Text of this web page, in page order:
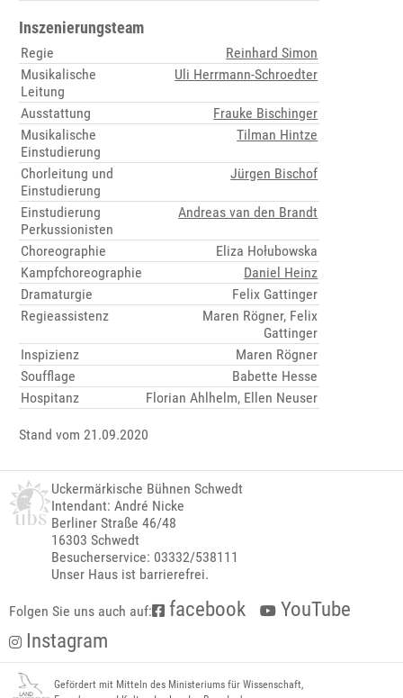
Inszenierungsteam
Regie
Reinhard Simon
Musikalische
Leitung
Uli Herrmann-Schroedter
Ausstattung
Frauke Bischinger
Musikalische
Einstudierung
Tilman Hintze
Chorleitung und
Einstudierung
Jürgen Bischof
Einstudierung
Perkussionisten
Andreas van den Brandt
Choreographie
Eliza Hołubowska
Kampfchoreographie
Daniel Heinz
Dramaturgie
Felix Gattinger
Regieassistenz
Maren Rögner, Felix
Gattinger
Inspizienz
Maren Rögner
Soufflage
Babette Hesse
Hospitanz
Florian Ahlhelm, Ellen Neuser
Stand vom 21.09.2020
Uckermärkische Bühnen Schwedt
Intendant: André Nicke
Berliner Straße 46/48
16303 Schwedt
Besucherservice: 03332/538111
Unser Haus ist barrierefrei.
Folgen Sie uns auch auf: facebook
YouTube
Instagram
Gefördert mit Mitteln des Ministeriums für Wissenschaft,